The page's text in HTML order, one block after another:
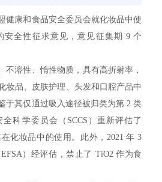
健康和食品安全委员会就化妆品中使
安全性征求意见，意见征集期 9 个
不溶性、惰性物质，具有高折射率，
妆品、皮肤护理、头发和口腔产品中
于其仅通过吸入途径被归类为第 2 类
科学委员会（SCCS）重新评估了
化妆品中的使用。此外，2021 年 3
）经评估，禁止了 TiO2 作为食